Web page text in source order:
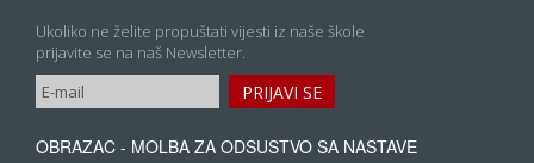
Ukoliko ne želite propuštati vijesti iz naše škole
prijavite se na naš Newsletter.
OBRAZAC - MOLBA ZA ODSUSTVO SA NASTAVE